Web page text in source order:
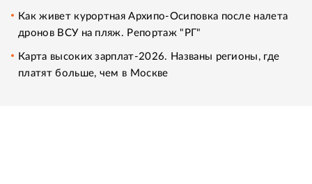
Как живет курортная Архипо-Осиповка после налета
дронов ВСУ на пляж. Репортаж "РГ"
Карта высоких зарплат-2026. Названы регионы, где
платят больше, чем в Москве